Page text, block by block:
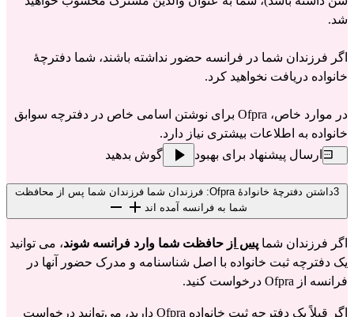
شد.
اگر فرزندان شما در فرانسه حضور نداشته باشند، شما دفترچهٔ
خانواده دریافت نخواهید کرد.
در موارد خاص، Ofpra برای نوشتن اسامی خاص در دفترچه سوابق
خانواده به اطلاعات بیشتری نیاز دارد.
ارسال پیشنهاد برای بهبود
گوش بدهید
3
داشتن دفترچهٔ خانوادهٔ Ofpra: فرزندان شما فرزندان شما پس از محافظت
شما به فرانسه آمده اند
اگر فرزندان شما پس از حافظت شما وارد فرانسه شوند
فرانسه از Ofpra درخواست کنید.